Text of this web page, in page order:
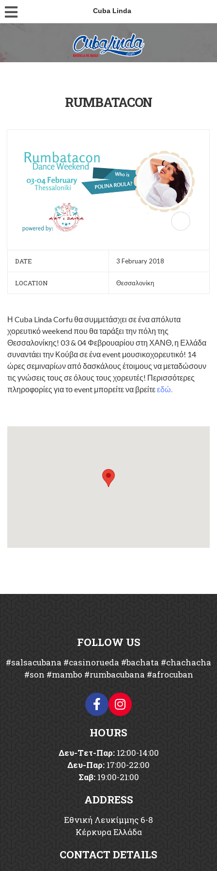
Cuba Linda
RUMBATACON
DATE 3 February 2018
LOCATION Θεσσαλονίκη
Η Cuba Linda Corfu θα συμμετάσχει σε ένα απόλυτα
χορευτικό weekend που θα ταράξει την πόλη της
Θεσσαλονίκης! 03 & 04 Φεβρουαρίου στη ΧΑΝΘ, η Ελλάδα
συναντάει την Κούβα σε ένα event μουσικοχορευτικό! 14
ώρες σεμιναρίων από δασκάλους έτοιμους να μεταδώσουν
τις γνώσεις τους σε όλους τους χορευτές! Περισσότερες
πληροφορίες για το event μπορείτε να βρείτεεδώ.
FOLLOW US
#salsacubana #casinorueda #bachata #chachacha
#son #mambo #rumbacubana #afrocuban
HOURS
Δευ-Tετ-Παρ: 12:00-14:00
Δευ-Παρ: 17:00-22:00
Σαβ: 19:00-21:00
ADDRESS
Εθνική Λευκίμμης 6-8
Κέρκυρα Ελλάδα
CONTACT DETAILS